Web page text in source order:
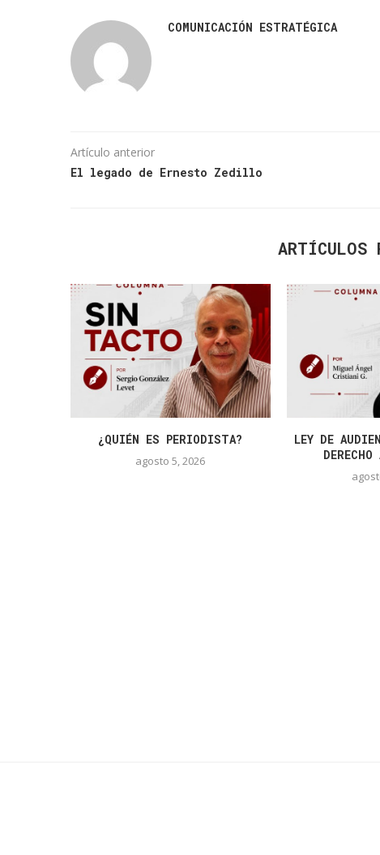
COMUNICACIÓN ESTRATÉGICA
Artículo anterior
El legado de Ernesto Zedillo
ARTÍCULOS
¿QUIÉN ES PERIODISTA?
agosto 5, 2026
LEY DE